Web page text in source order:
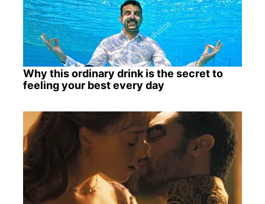
Why this ordinary drink is the secret to
feeling your best every day